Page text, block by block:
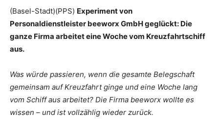
(Basel-Stadt)(PPS) Experiment von
Personaldienstleister beeworx GmbH geglückt: Die
ganze Firma arbeitet eine Woche vom Kreuzfahrtschiff
aus.
Was würde passieren, wenn die gesamte Belegschaft
gemeinsam auf Kreuzfahrt ginge und eine Woche lang
vom Schiff aus arbeitet? Die Firma beeworx wollte es
wissen – und ist vollzählig wieder zurück.